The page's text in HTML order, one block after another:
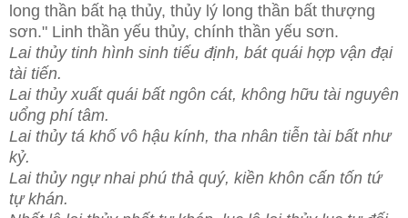
long thần bất hạ thủy, thủy lý long thần bất thượng
sơn." Linh thần yếu thủy, chính thần yếu sơn.
Lai thủy tinh hình sinh tiếu định, bát quái hợp vận đại
tài tiến.
Lai thủy xuất quái bất ngôn cát, không hữu tài nguyên
uổng phí tâm.
Lai thủy tá khố vô hậu kính, tha nhân tiễn tài bất như
kỷ.
Lai thủy ngự nhai phú thả quý, kiền khôn cấn tốn tứ
tự khán.